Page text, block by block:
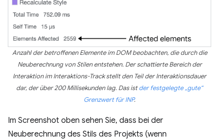
Anzahl der betroffenen Elemente im DOM beobachten, die durch die
Neuberechnung von Stilen entstehen. Der schattierte Bereich der
Interaktion im Interaktions-Track stellt den Teil der Interaktionsdauer
dar, der über 200 Millisekunden lag. Das istder festgelegte „gute“
Grenzwert für INP.
Im Screenshot oben sehen Sie, dass bei der
Neuberechnung des Stils des Projekts (wenn